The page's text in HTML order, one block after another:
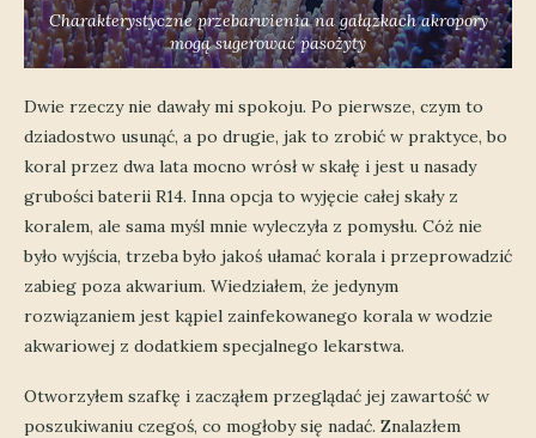
Charakterystyczne przebarwienia na gałązkach akropory
mogą sugerować pasożyty
Dwie rzeczy nie dawały mi spokoju. Po pierwsze, czym to
dziadostwo usunąć, a po drugie, jak to zrobić w praktyce, bo
koral przez dwa lata mocno wrósł w skałę i jest u nasady
grubości baterii R14. Inna opcja to wyjęcie całej skały z
koralem, ale sama myśl mnie wyleczyła z pomysłu. Cóż nie
było wyjścia, trzeba było jakoś ułamać korala i przeprowadzić
zabieg poza akwarium. Wiedziałem, że jedynym
rozwiązaniem jest kąpiel zainfekowanego korala w wodzie
akwariowej z dodatkiem specjalnego lekarstwa.
Otworzyłem szafkę i zacząłem przeglądać jej zawartość w
poszukiwaniu czegoś, co mogłoby się nadać. Znalazłem